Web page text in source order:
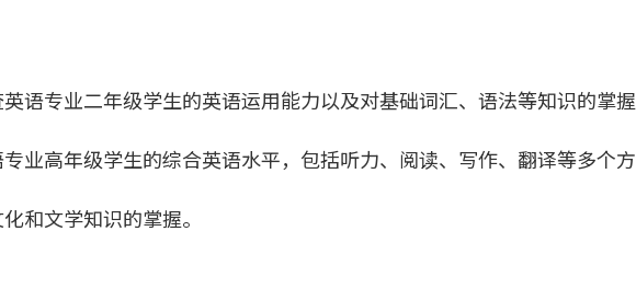
语专业二年级学生的英语运用能力以及对基础词汇、语法等知识的掌握
业高年级学生的综合英语水平，包括听力、阅读、写作、翻译等多个方
和文学知识的掌握。